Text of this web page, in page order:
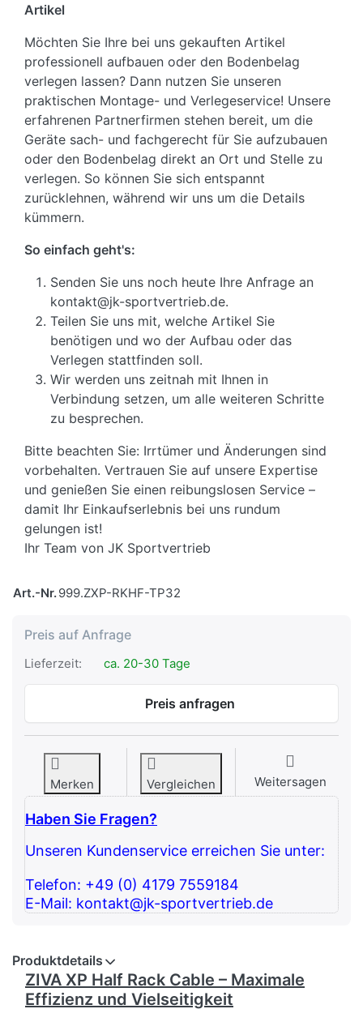
Artikel
Möchten Sie Ihre bei uns gekauften Artikel
professionell aufbauen oder den Bodenbelag
verlegen lassen? Dann nutzen Sie unseren
praktischen Montage- und Verlegeservice! Unsere
erfahrenen Partnerfirmen stehen bereit, um die
Geräte sach- und fachgerecht für Sie aufzubauen
oder den Bodenbelag direkt an Ort und Stelle zu
verlegen. So können Sie sich entspannt
zurücklehnen, während wir uns um die Details
kümmern.
So einfach geht's:
Senden Sie uns noch heute Ihre Anfrage an
kontakt@jk-sportvertrieb.de.
Teilen Sie uns mit, welche Artikel Sie
benötigen und wo der Aufbau oder das
Verlegen stattfinden soll.
Wir werden uns zeitnah mit Ihnen in
Verbindung setzen, um alle weiteren Schritte
zu besprechen.
Bitte beachten Sie: Irrtümer und Änderungen sind
vorbehalten. Vertrauen Sie auf unsere Expertise
und genießen Sie einen reibungslosen Service –
damit Ihr Einkaufserlebnis bei uns rundum
gelungen ist!
Ihr Team von JK Sportvertrieb
Art.-Nr.999.ZXP-RKHF-TP32
Preis auf Anfrage
Lieferzeit: ca. 20-30 Tage
Preis anfragen
Merken Vergleichen Weitersagen
Haben Sie Fragen?
Unseren Kundenservice erreichen Sie unter:
Telefon: +49 (0) 4179 7559184
E-Mail: kontakt@jk-sportvertrieb.de
Produktdetails
ZIVA XP Half Rack Cable – Maximale
Effizienz und Vielseitigkeit